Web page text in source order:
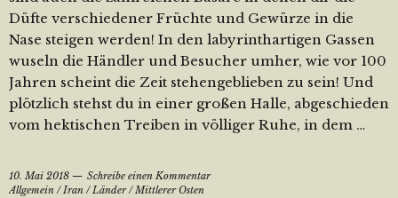
Düfte verschiedener Früchte und Gewürze in die
Nase steigen werden! In den labyrinthartigen Gassen
wuseln die Händler und Besucher umher, wie vor 100
Jahren scheint die Zeit stehengeblieben zu sein! Und
plötzlich stehst du in einer großen Halle, abgeschieden
vom hektischen Treiben in völliger Ruhe, in dem …
10. Mai 2018
Schreibe einen Kommentar
Allgemein /Iran /Länder/Mittlerer Osten